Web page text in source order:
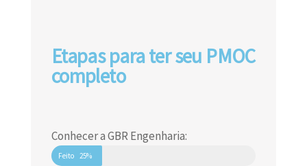
Etapas para ter seu PMOC
completo
Conhecer a GBR Engenharia:
Feito 25%